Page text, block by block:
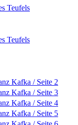
Teufels
Teufels
Kafka / Seite 2
Kafka / Seite 3
Kafka / Seite 4
Kafka / Seite 5